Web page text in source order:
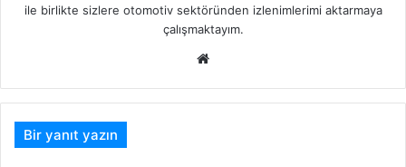
ile birlikte sizlere otomotiv sektöründen izlenimlerimi aktarmaya
çalışmaktayım.
Web
Bir yanıt yazın